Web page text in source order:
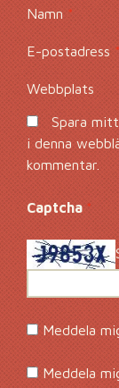
Namn *
E-postadress*
Webbplats
Spara
i denna
kommentar.
Captcha*
Meddela
Meddela